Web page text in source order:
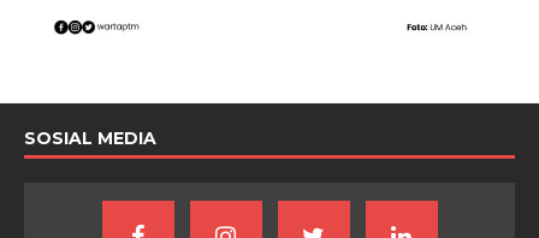
SOSIAL MEDIA